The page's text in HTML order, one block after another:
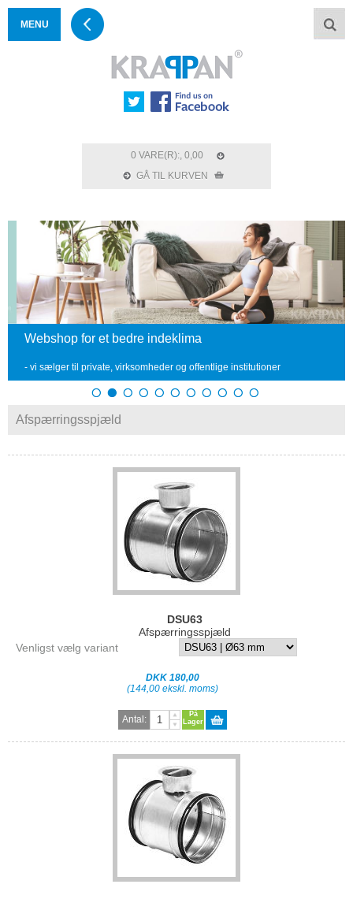
MENU
0 VARE(R):, 0,00
GÅ TIL KURVEN
Webshop for et bedre indeklima
- vi sælger til private, virksomheder og offentlige institutioner
Afspærringsspjæld
DSU63
Afspærringsspjæld
Venligst vælg variant
DKK 180,00
(144,00 ekskl. moms)
Antal:
På
Lager